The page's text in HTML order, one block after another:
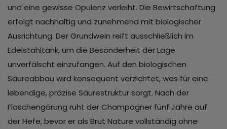
und eine gewisse Opulenz verleiht. Die Bewirtschaftung
erfolgt nachhaltig und zunehmend mit biologischer
Ausrichtung. Der Grundwein reift ausschließlich im
Edelstahltank, um die Besonderheit der Lage
unverfälscht einzufangen. Auf den biologischen
Säureabbau wird konsequent verzichtet, was für eine
lebendige, präzise Säurestruktur sorgt. Nach der
Flaschengärung ruht der Champagner fünf Jahre auf
der Hefe, bevor er als Brut Nature vollständig ohne